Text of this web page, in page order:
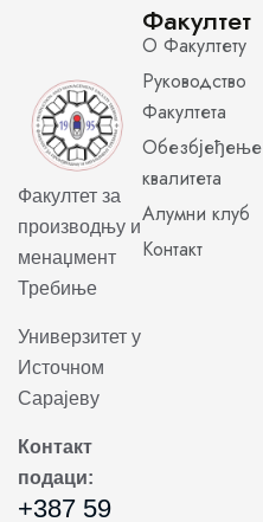
Факултет за
производњу и
менаџмент
Требиње
Универзитет у
Источном
Сарајеву
Контакт
подаци:
+387 59
Факултет
О Факултету
Руководство
Факултета
Обезбјеђење
квалитета
Алумни клуб
Контакт